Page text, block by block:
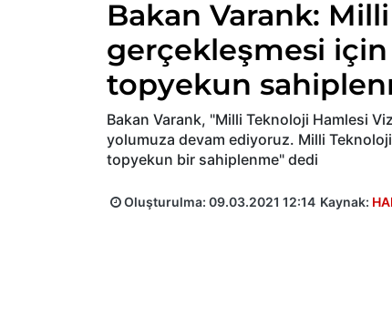
Bakan Varank:
gerçekleşmesi için
topyekun
Bakan Varank, "Milli Teknoloji Hamlesi
yolumuza devam ediyoruz. Milli
topyekun bir sahiplenme" dedi
Oluşturulma: 09.03.2021 12:14 Kaynak: